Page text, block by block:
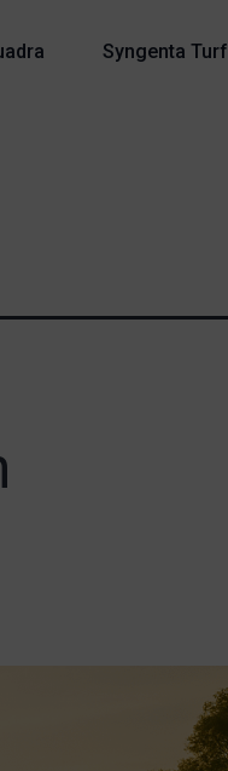
Syngenta Turf